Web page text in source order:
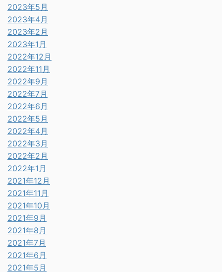
2023年5月
2023年4月
2023年2月
2023年1月
2022年12月
2022年11月
2022年9月
2022年7月
2022年6月
2022年5月
2022年4月
2022年3月
2022年2月
2022年1月
2021年12月
2021年11月
2021年10月
2021年9月
2021年8月
2021年7月
2021年6月
2021年5月